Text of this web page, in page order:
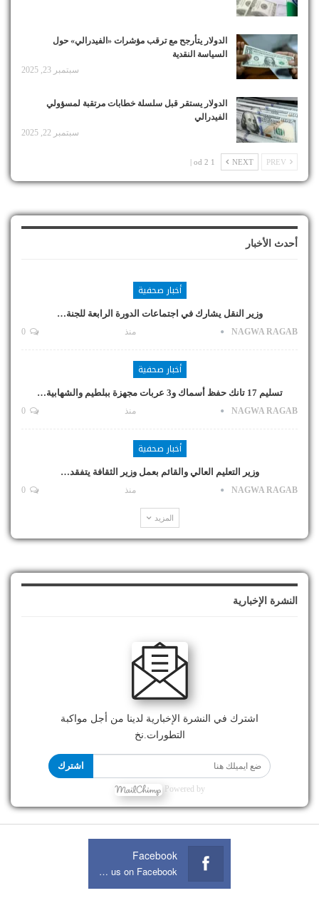
الدولار يتأرجح مع ترقب مؤشرات «الفيدرالي» حول
السياسة النقدية
سبتمبر 23, 2025
الدولار يستقر قبل سلسلة خطابات مرتقبة لمسؤولي
الفيدرالي
سبتمبر 22, 2025
NEXT
1 od 2 |
أحدث الأخبار
أخبار صحفية
وزير النقل يشارك في اجتماعات الدورة الرابعة للجنة…
NAGWA RAGAB منذ
أخبار صحفية
تسليم 17 تانك حفظ أسماك و3 عربات مجهزة ببلطيم والشهابية…
NAGWA RAGAB منذ
أخبار صحفية
وزير التعليم العالي والقائم بعمل وزير الثقافة يتفقد…
NAGWA RAGAB منذ
المزيد
النشرة الإخبارية
اشترك في النشرة الإخبارية لدينا من أجل مواكبة
التطورات.نخ
اشترك
Powered by
Facebook
Join us on Facebook